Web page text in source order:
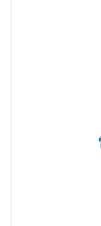
湊起來，讀來
〈之一〉的電
三），不是老
姻破裂，丈夫
必從「女性主
性別（gender
庭主婦－－一
成「ＡＡ治家
切－－這也是